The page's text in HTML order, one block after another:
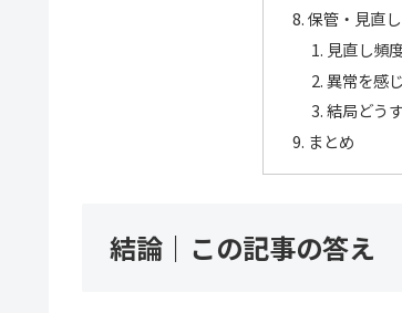
保管・見直
見直し頻
異常を感
結局どう
まとめ
結論｜この記事の答え